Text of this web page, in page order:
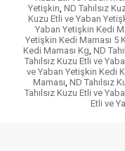
Yetişkin ND Tahılsız
Kuzu Etli ve Yaban
Yaban Yetişkin Kedi
Yetişkin Kedi Maması 5
Kedi Maması Kg ND
Tahılsız Kuzu Etli ve
ve Yaban Yetişkin Kedi
Maması ND Tahılsız
Tahılsız Kuzu Etli ve
Etli ve